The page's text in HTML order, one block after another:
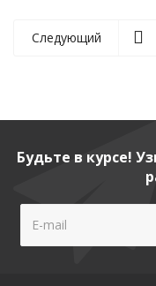
Следующий
Будьте в курсе!